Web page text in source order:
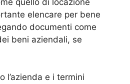
elencare per bene
documenti come
beni aziendali, se
l’azienda e i termini